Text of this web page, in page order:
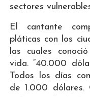
sectores
El cantante
pláticas con los
las cuales
vida. “40.000
Todos los días
de 1.000 dólares.